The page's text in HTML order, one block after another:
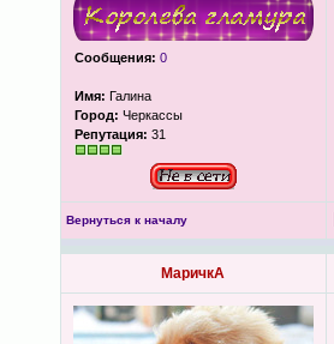
Сообщения: 0
Имя: Галина
Город: Черкассы
Репутация: 31
Вернуться к началу
МаричкА